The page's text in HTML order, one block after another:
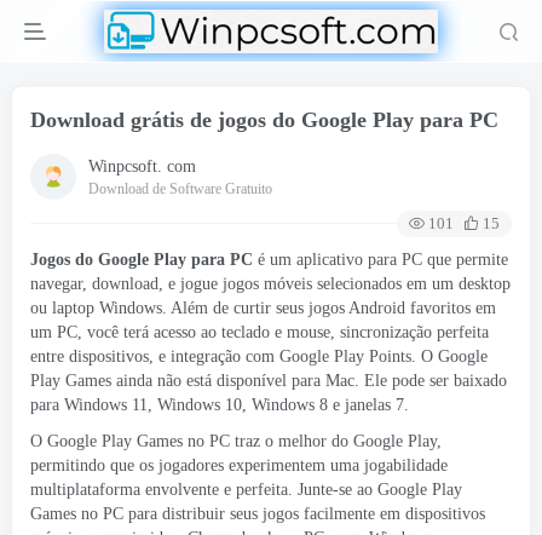
Download grátis de jogos do Google Play para PC
Winpcsoft. com
Download de Software Gratuito
101
15
Jogos do Google Play para PC é um aplicativo para PC que permite
navegar, download, e jogue jogos móveis selecionados em um desktop
ou laptop Windows. Além de curtir seus jogos Android favoritos em
um PC, você terá acesso ao teclado e mouse, sincronização perfeita
entre dispositivos, e integração com Google Play Points. O Google
Play Games ainda não está disponível para Mac. Ele pode ser baixado
para Windows 11, Windows 10, Windows 8 e janelas 7.
O Google Play Games no PC traz o melhor do Google Play,
permitindo que os jogadores experimentem uma jogabilidade
multiplataforma envolvente e perfeita. Junte-se ao Google Play
Games no PC para distribuir seus jogos facilmente em dispositivos